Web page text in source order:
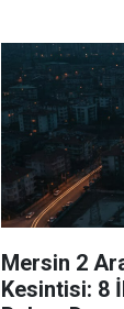
Mersin 2
Kesintisi: 8